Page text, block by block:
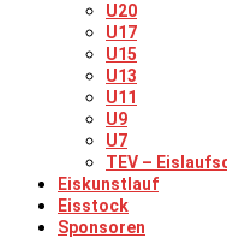
U20
U17
U15
U13
U11
U9
U7
TEV –
Eiskunstlauf
Eisstock
Sponsoren